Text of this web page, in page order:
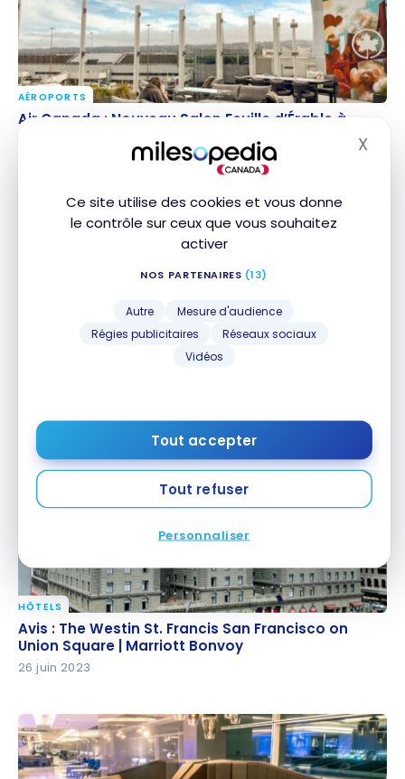
Ce site utilise des cookies et vous donne
le contrôle sur ceux que vous souhaitez
activer
NOS PARTENAIRES (13)
Autre
Mesure d'audience
Régies publicitaires
Réseaux sociaux
Vidéos
Tout accepter
Tout refuser
Personnaliser
X
Air Canada : Nouveau Salon Feuille d’Érable à
l’Aéroport International de San Francisco (SFO)
AÉROPORTS
Air Canada : Nouveau Salon Feuille d’Érable à
l’Aéroport International de San Francisco (SFO)
Avis : The Westin St. Francis San Francisco on Union
Square | Marriott Bonvoy
HÔTELS
Avis : The Westin St. Francis San Francisco on
Union Square | Marriott Bonvoy
26 juin 2023